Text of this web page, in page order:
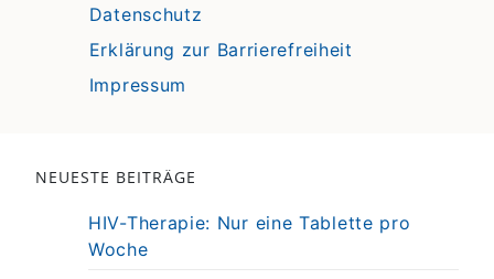
Datenschutz
Erklärung zur Barrierefreiheit
Impressum
NEUESTE BEITRÄGE
HIV-Therapie: Nur eine Tablette pro
Woche